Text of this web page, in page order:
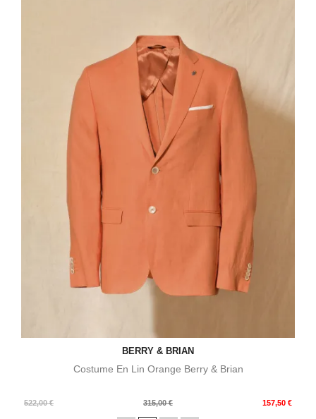
BERRY & BRIAN
Costume En Lin Orange Berry & Brian
522,00 €
Prix
315,00 € 157,50 €
Prix